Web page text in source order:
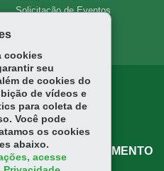
Solicitação de Eventos
PARANÁ - ATENDIMENTO
cookies
seu
de cookies do
de vídeos e
para coleta de
Você pode
os cookies
abaixo.
acesse